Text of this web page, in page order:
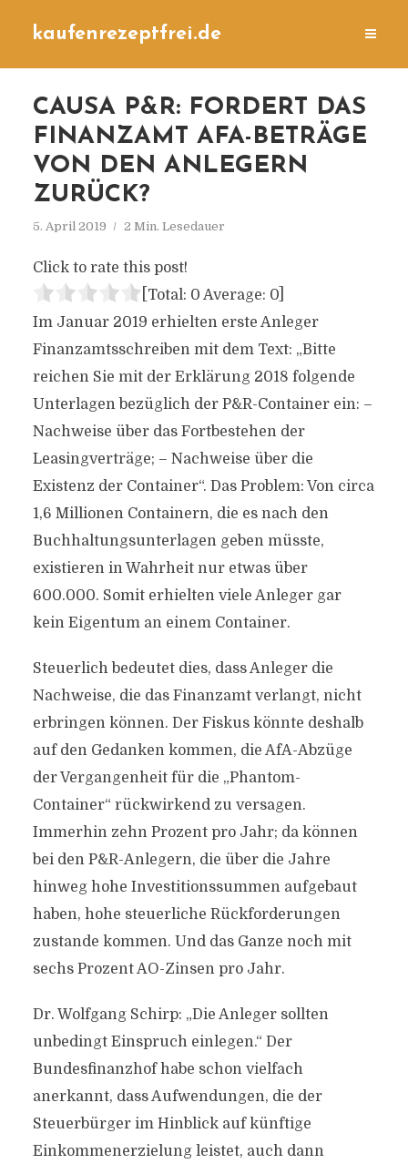
kaufenrezeptfrei.de
CAUSA P&R: FORDERT DAS
FINANZAMT AFA-BETRÄGE
VON DEN ANLEGERN
ZURÜCK?
5. April 2019 2 Min. Lesedauer
Click to rate this post!
[Total: 0 Average: 0]
Im Januar 2019 erhielten erste Anleger
Finanzamtsschreiben mit dem Text: „Bitte
reichen Sie mit der Erklärung 2018 folgende
Unterlagen bezüglich der P&R-Container ein: –
Nachweise über das Fortbestehen der
Leasingverträge; – Nachweise über die
Existenz der Container“. Das Problem: Von circa
1,6 Millionen Containern, die es nach den
Buchhaltungsunterlagen geben müsste,
existieren in Wahrheit nur etwas über
600.000. Somit erhielten viele Anleger gar
kein Eigentum an einem Container.
Steuerlich bedeutet dies, dass Anleger die
Nachweise, die das Finanzamt verlangt, nicht
erbringen können. Der Fiskus könnte deshalb
auf den Gedanken kommen, die AfA-Abzüge
der Vergangenheit für die „Phantom-
Container“ rückwirkend zu versagen.
Immerhin zehn Prozent pro Jahr; da können
bei den P&R-Anlegern, die über die Jahre
hinweg hohe Investitionssummen aufgebaut
haben, hohe steuerliche Rückforderungen
zustande kommen. Und das Ganze noch mit
sechs Prozent AO-Zinsen pro Jahr.
Dr. Wolfgang Schirp: „Die Anleger sollten
unbedingt Einspruch einlegen.“ Der
Bundesfinanzhof habe schon vielfach
anerkannt, dass Aufwendungen, die der
Steuerbürger im Hinblick auf künftige
Einkommenerzielung leistet, auch dann